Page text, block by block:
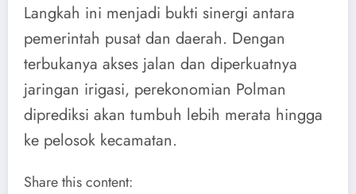
Langkah ini menjadi bukti sinergi antara
pemerintah pusat dan daerah. Dengan
terbukanya akses jalan dan diperkuatnya
jaringan irigasi, perekonomian Polman
diprediksi akan tumbuh lebih merata hingga
ke pelosok kecamatan.
Share this content: